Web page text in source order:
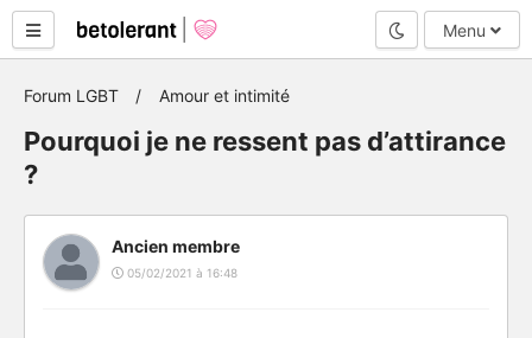
Mode nuit
Menu
Forum LGBT Amour et intimité
Pourquoi je ne ressent pas d’attirance
?
Ancien membre
05/02/2021 à 16:48